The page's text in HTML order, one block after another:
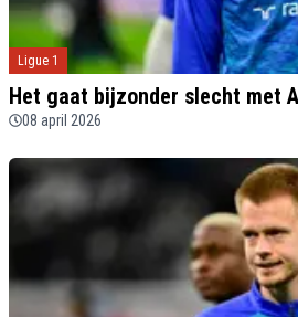
Ligue 1
Het gaat bijzonder slecht met
08 april 2026